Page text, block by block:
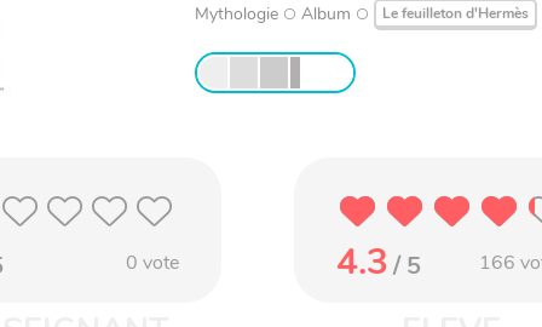
Mythologie Album Le feuilleton d'Hermès
0 vote 4.3 / 5 166